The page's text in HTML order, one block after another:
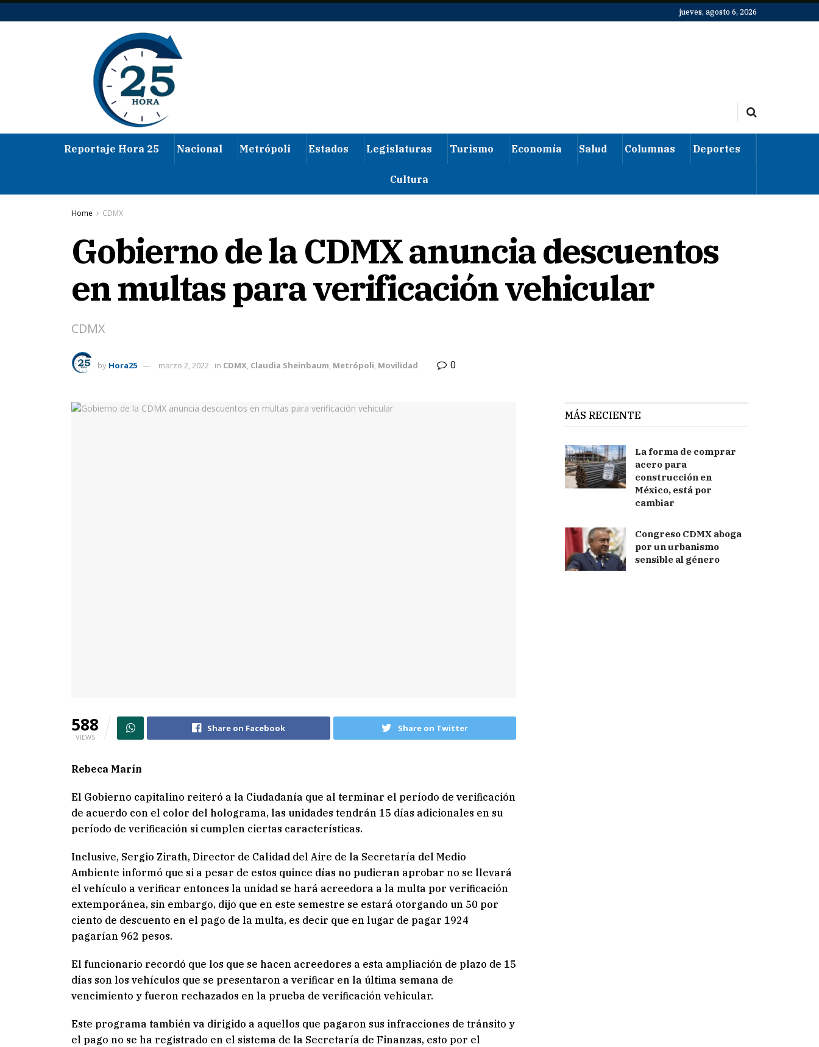
jueves, agosto 6, 2026
Reportaje Hora 25 Nacional Metrópoli Estados Legislaturas Turismo Economía Salud Columnas Deportes
Cultura
Home CDMX
Gobierno de la CDMX anuncia descuentos
en multas para verificación vehicular
CDMX
by Hora25 marzo 2, 2022 in CDMX, Claudia Sheinbaum, Metrópoli, Movilidad 0
588
VIEWS
Share on Facebook Share on Twitter
Rebeca Marín
El Gobierno capitalino reiteró a la Ciudadanía que al terminar el período de verificación
de acuerdo con el color del holograma, las unidades tendrán 15 días adicionales en su
período de verificación si cumplen ciertas características.
Inclusive, Sergio Zirath, Director de Calidad del Aire de la Secretaría del Medio
Ambiente informó que si a pesar de estos quince días no pudieran aprobar no se llevará
el vehículo a verificar entonces la unidad se hará acreedora a la multa por verificación
extemporánea, sin embargo, dijo que en este semestre se estará otorgando un 50 por
ciento de descuento en el pago de la multa, es decir que en lugar de pagar 1924
pagarían 962 pesos.
El funcionario recordó que los que se hacen acreedores a esta ampliación de plazo de 15
días son los vehículos que se presentaron a verificar en la última semana de
vencimiento y fueron rechazados en la prueba de verificación vehicular.
Este programa también va dirigido a aquellos que pagaron sus infracciones de tránsito y
el pago no se ha registrado en el sistema de la Secretaría de Finanzas, esto por el
MÁS RECIENTE
La forma de comprar
acero para
construcción en
México, está por
cambiar
Congreso CDMX aboga
por un urbanismo
sensible al género